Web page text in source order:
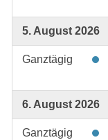
5. August 2026
Ganztägig
6. August 2026
Ganztägig